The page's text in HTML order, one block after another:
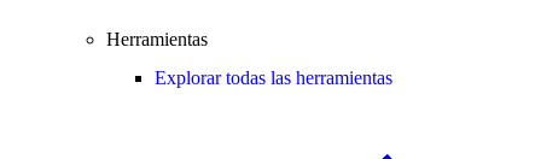
Herramientas
Explorar todas las herramientas